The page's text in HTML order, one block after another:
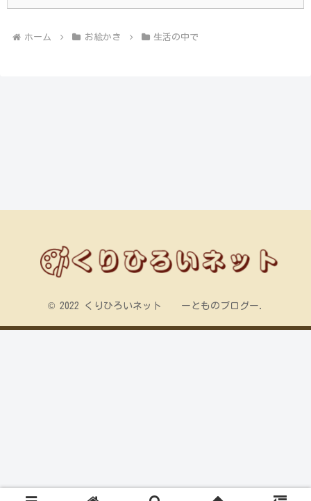
ホーム お絵かき 生活の中で
© 2022 くりひろいネット ーとものブログー.